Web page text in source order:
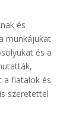
és
munkájukat
és a
a fiatalok és
szeretettel